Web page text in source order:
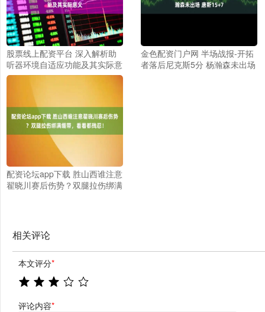
股票线上配资平台 深入解析助
听器环境自适应功能及其实际意
义
金色配资门户网 半场战报-开拓
者落后尼克斯5分 杨瀚森未出场
配资论坛app下载 胜山西谁注意
翟晓川赛后伤势？双腿拉伤绑满
相关评论
本文评分*
评论内容*